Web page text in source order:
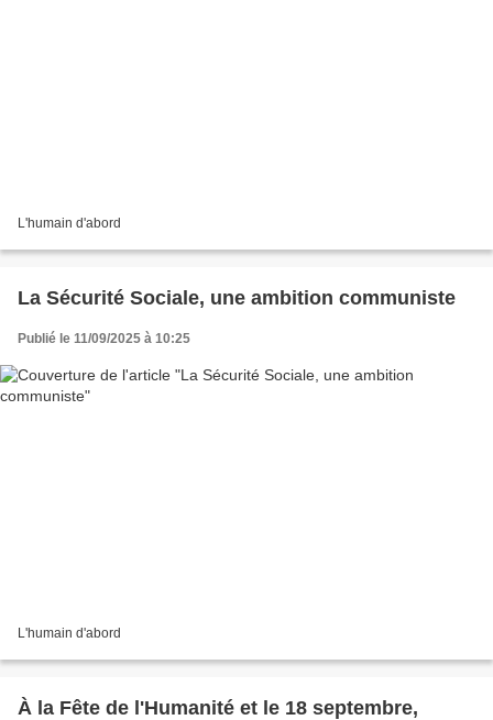
L'humain d'abord
La Sécurité Sociale, une ambition communiste
Publié le 11/09/2025 à 10:25
L'humain d'abord
À la Fête de l'Humanité et le 18 septembre,